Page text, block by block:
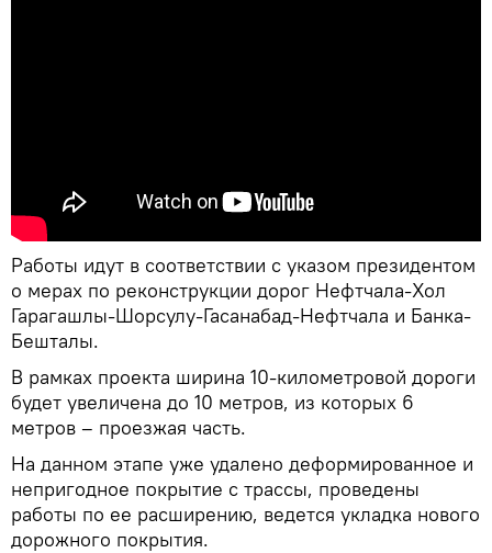
Работы идут в соответствии с указом президентом
о мерах по реконструкции дорог Нефтчала-Хол
Гарагашлы-Шорсулу-Гасанабад-Нефтчала и Банка-
Бешталы.
В рамках проекта ширина 10-километровой дороги
будет увеличена до 10 метров, из которых 6
метров – проезжая часть.
На данном этапе уже удалено деформированное и
непригодное покрытие с трассы, проведены
работы по ее расширению, ведется укладка нового
дорожного покрытия.